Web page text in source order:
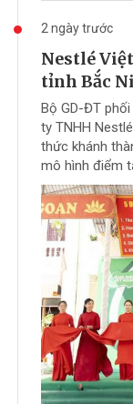
2 ngày trước
Nestlé
tỉnh Bắc
Bộ GD-ĐT
ty TNHH
thức khánh
mô hình điểm